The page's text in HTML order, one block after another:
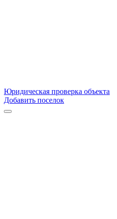
Юридическая проверка объекта
Добавить поселок